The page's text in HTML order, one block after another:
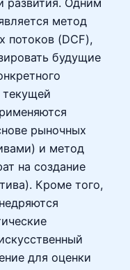
метод
потоков (DCF),
будущие
рыночных
и метод
на создание
Кроме того,
для оценки